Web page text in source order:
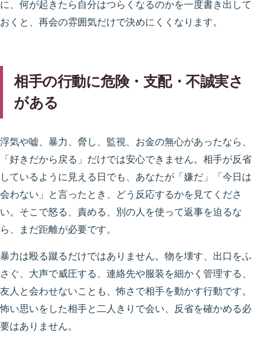
に、何が起きたら自分はつらくなるのかを一度書き出して
おくと、再会の雰囲気だけで決めにくくなります。
相手の行動に危険・支配・不誠実さ
がある
浮気や嘘、暴力、脅し、監視、お金の無心があったなら、
「好きだから戻る」だけでは安心できません。相手が反省
しているように見える日でも、あなたが「嫌だ」「今日は
会わない」と言ったとき、どう反応するかを見てくださ
い。そこで怒る、責める、別の人を使って返事を迫るな
ら、まだ距離が必要です。
暴力は殴る蹴るだけではありません。物を壊す、出口をふ
さぐ、大声で威圧する、連絡先や服装を細かく管理する、
友人と会わせないことも、怖さで相手を動かす行動です。
怖い思いをした相手と二人きりで会い、反省を確かめる必
要はありません。